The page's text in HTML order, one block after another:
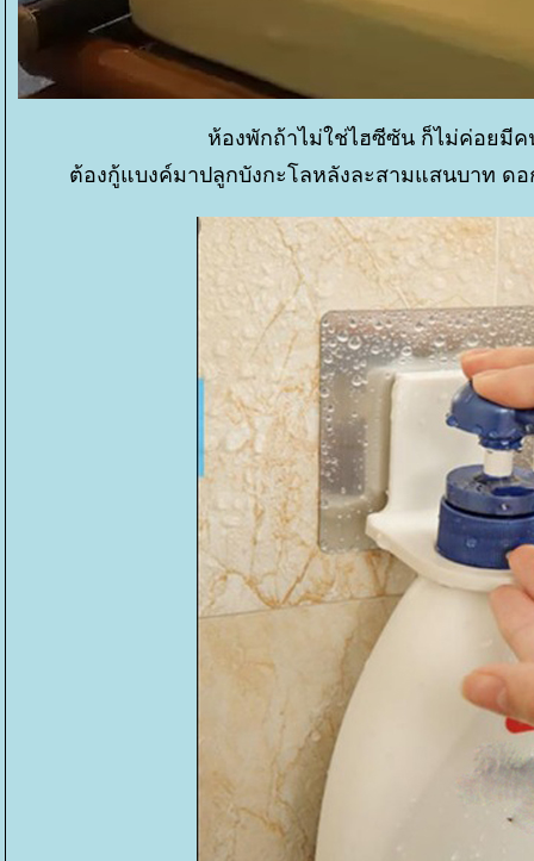
ห้องพักถ้าไม่ใช่ไฮซีซัน ก็ไม่ค่อยมี
ต้องกู้แบงค์มาปลูกบังกะโลหลังละสามแสนบาท ด